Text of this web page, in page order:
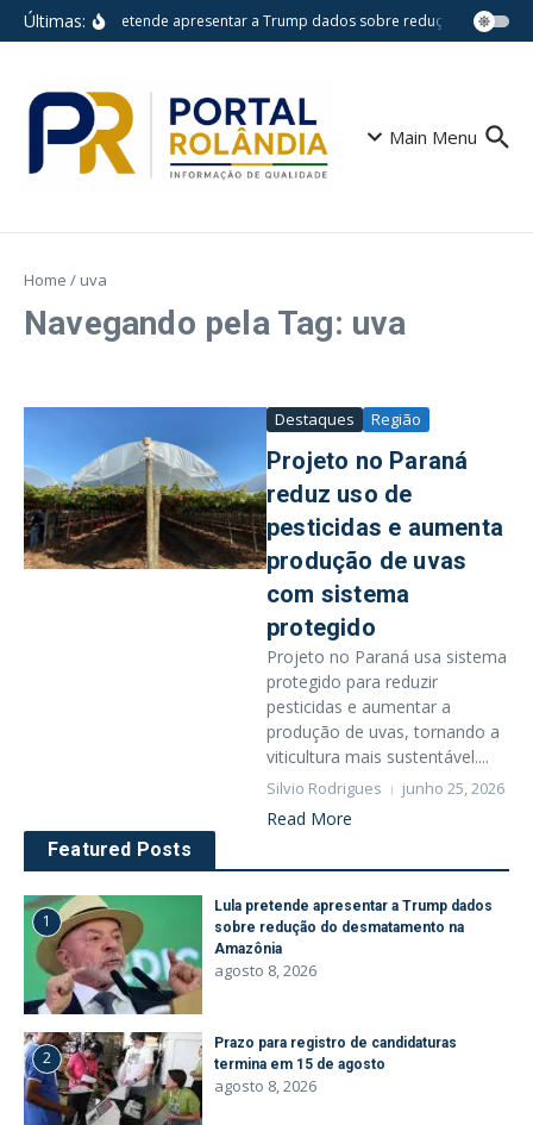
Ir para o conteúdo
Últimas:Lula pretende apresentar a Trump dados sobre redução do
Main Menu
Home / uva
Navegando pela Tag: uva
Destaques Região
Projeto no Paraná
reduz uso de
pesticidas e aumenta
produção de uvas
com sistema
protegido
Projeto no Paraná usa sistema
protegido para reduzir
pesticidas e aumentar a
produção de uvas, tornando a
viticultura mais sustentável....
Silvio Rodrigues junho 25, 2026
Read More
Featured Posts
1
Lula pretende apresentar a Trump dados
sobre redução do desmatamento na
Amazônia
agosto 8, 2026
2
Prazo para registro de candidaturas
termina em 15 de agosto
agosto 8, 2026